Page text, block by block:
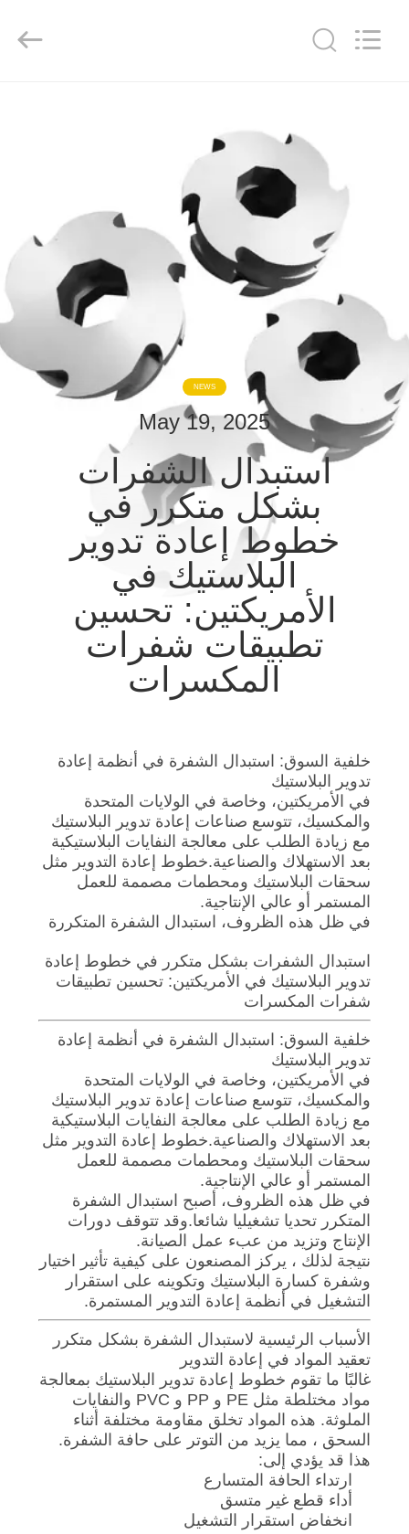
المنتجات
فيديوهات
جولة
المصنع
مراقبة
خريطة
الموقع
سياسة
الخصوصية
NEWS
May 19, 2025
استبدال الشفرات
بشكل متكرر في
خطوط إعادة تدوير
البلاستيك في
الأمريكتين: تحسين
تطبيقات شفرات
المكسرات
خلفية السوق: استبدال الشفرة في أنظمة إعادة
تدوير البلاستيك
في الأمريكتين، وخاصة في الولايات المتحدة
والمكسيك، تتوسع صناعات إعادة تدوير البلاستيك
مع زيادة الطلب على معالجة النفايات البلاستيكية
بعد الاستهلاك والصناعية.خطوط إعادة التدوير مثل
سحقات البلاستيك ومحطمات مصممة للعمل
المستمر أو عالي الإنتاجية.
في ظل هذه الظروف، استبدال الشفرة المتكررة
استبدال الشفرات بشكل متكرر في خطوط إعادة
تدوير البلاستيك في الأمريكتين: تحسين تطبيقات
شفرات المكسرات
خلفية السوق: استبدال الشفرة في أنظمة إعادة
تدوير البلاستيك
في الأمريكتين، وخاصة في الولايات المتحدة
والمكسيك، تتوسع صناعات إعادة تدوير البلاستيك
مع زيادة الطلب على معالجة النفايات البلاستيكية
بعد الاستهلاك والصناعية.خطوط إعادة التدوير مثل
سحقات البلاستيك ومحطمات مصممة للعمل
المستمر أو عالي الإنتاجية.
في ظل هذه الظروف، أصبح استبدال الشفرة
المتكرر تحديا تشغيليا شائعا.وقد تتوقف دورات
الإنتاج وتزيد من عبء عمل الصيانة.
نتيجة لذلك ، يركز المصنعون على كيفية تأثير اختيار
وشفرة كسارة البلاستيك وتكوينه على استقرار
التشغيل في أنظمة إعادة التدوير المستمرة.
الأسباب الرئيسية لاستبدال الشفرة بشكل متكرر
تعقيد المواد في إعادة التدوير
غالبًا ما تقوم خطوط إعادة تدوير البلاستيك بمعالجة
مواد مختلطة مثل PE و PP و PVC والنفايات
الملوثة. هذه المواد تخلق مقاومة مختلفة أثناء
السحق ، مما يزيد من التوتر على حافة الشفرة.
هذا قد يؤدي إلى:
ارتداء الحافة المتسارع
أداء قطع غير متسق
انخفاض استقرار التشغيل